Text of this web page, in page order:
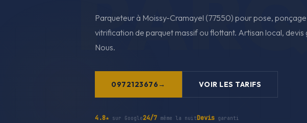
Parqueteur à Moissy-Cramayel (77550) pour pose,
vitrification de parquet massif ou flottant. Artisan local,
Nous.
0972123676 VOIR LES TARIFS
4.8★ sur Google24/7 même la nuitDevis garanti